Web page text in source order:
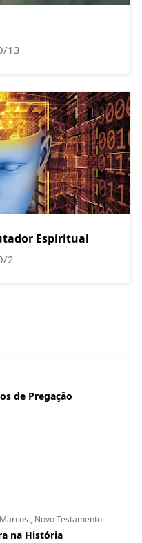
13
Espiritual
2
de Pregação
Marcos , Novo Testamento
na História